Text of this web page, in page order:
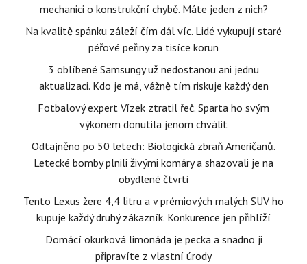
mechanici o konstrukční chybě. Máte jeden z nich?
Na kvalitě spánku záleží čím dál víc. Lidé vykupují staré
péřové peřiny za tisíce korun
3 oblíbené Samsungy už nedostanou ani jednu
aktualizaci. Kdo je má, vážně tím riskuje každý den
Fotbalový expert Vízek ztratil řeč. Sparta ho svým
výkonem donutila jenom chválit
Odtajněno po 50 letech: Biologická zbraň Američanů.
Letecké bomby plnili živými komáry a shazovali je na
obydlené čtvrti
Tento Lexus žere 4,4 litru a v prémiových malých SUV ho
kupuje každý druhý zákazník. Konkurence jen přihlíží
Domácí okurková limonáda je pecka a snadno ji
připravíte z vlastní úrody